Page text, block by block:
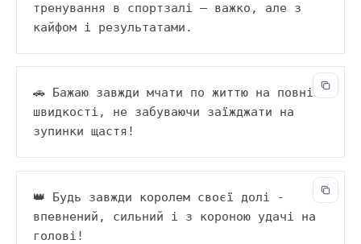
тренування в спортзалі — важко, але з
кайфом і результатами.
🚗 Бажаю завжди мчати по життю на повній
швидкості, не забуваючи заїжджати на
зупинки щастя!
👑 Будь завжди королем своєї долі -
впевнений, сильний і з короною удачі на
голові!